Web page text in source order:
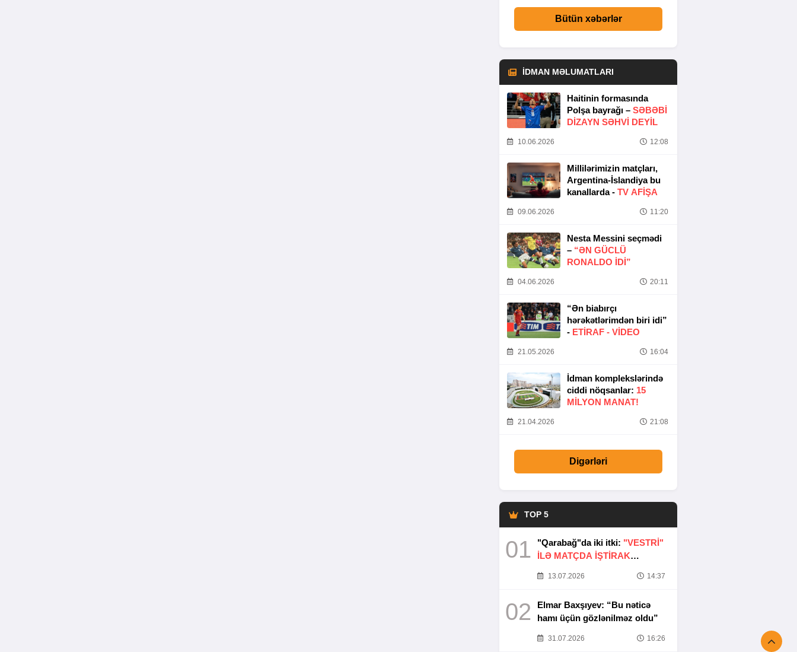
Bütün xəbərlər
İDMAN MƏLUMATLARI
Haitinin formasında
Polşa bayrağı – SƏBƏBI
DIZAYN SƏHVI DEYIL
10.06.2026 12:08
Millilərimizin matçları,
Argentina-İslandiya bu
kanallarda - TV AFİŞA
09.06.2026 11:20
Nesta Messini seçmədi
– “ƏN GÜCLÜ
RONALDO IDI”
04.06.2026 20:11
“Ən biabırçı
hərəkətlərimdən biri idi”
- ETIRAF - VİDEO
21.05.2026 16:04
İdman komplekslərində
ciddi nöqsanlar: 15
MILYON MANAT!
21.04.2026 21:08
Digərləri
TOP 5
01 "Qarabağ"da iki itki: "VESTRİ"
İLƏ MATÇDA İŞTİRAK
13.07.2026 14:37
02
Elmar Baxşıyev: “Bu nəticə
hamı üçün gözlənilməz oldu”
31.07.2026 16:26